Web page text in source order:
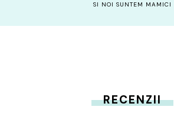
SI NOI SUNTEM MAMICI
RECENZII